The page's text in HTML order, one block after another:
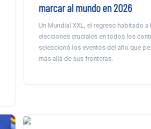
marcar al mundo en 2026
Un Mundial XXL, el regreso habitado a
elecciones cruciales en todos los
seleccionó los eventos del año que
más allá de sus fronteras.